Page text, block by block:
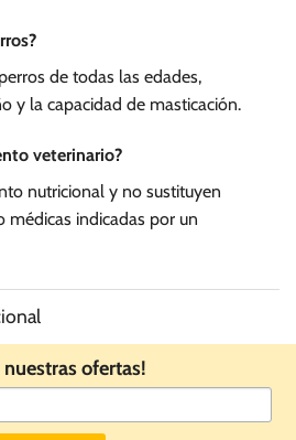
de todas las edades,
y la capacidad de masticación.
veterinario?
nutricional y no sustituyen
médicas indicadas por un
nuestras ofertas!